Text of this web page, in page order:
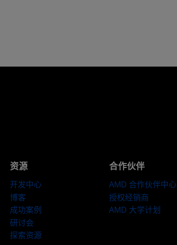
资源
开发中心
博客
成功案例
研讨会
探索资源
合作伙伴
AMD 合作伙伴中心
授权经销商
AMD 大学计划